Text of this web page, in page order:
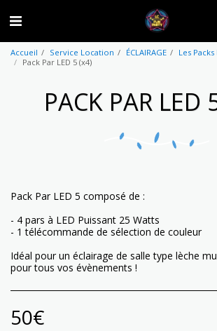
Accueil Service Location ÉCLAIRAGE
Les
Pack Par LED 5 (x4)
PACK PAR LED
Pack Par LED 5 composé de :
- 4 pars à LED Puissant 25 Watts
- 1 télécommande de sélection de couleur
Idéal pour un éclairage de salle type lèche
pour tous vos évènements !
50€